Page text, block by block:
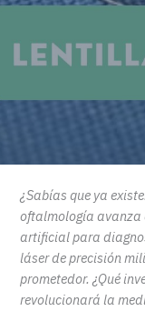
¿Sabías que ya
oftalmología avanza
artificial para
láser de precisión
prometedor. ¿Qué
revolucionará la